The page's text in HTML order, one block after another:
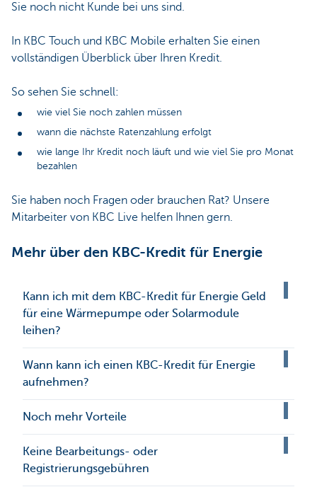
Sie noch nicht Kunde bei uns sind.
In KBC Touch und KBC Mobile erhalten Sie einen
vollständigen Überblick über Ihren Kredit.
So sehen Sie schnell:​
wie viel Sie noch zahlen müssen
wann die nächste Ratenzahlung erfolgt
wie lange Ihr Kredit noch läuft und wie viel Sie pro Monat
bezahlen
Sie haben noch Fragen oder brauchen Rat? Unsere
Mitarbeiter von KBC Live helfen Ihnen gern.
Mehr über den KBC-Kredit für Energie
Kann ich mit dem KBC-Kredit für Energie Geld
für eine Wärmepumpe oder Solarmodule
leihen?
Wann kann ich einen KBC-Kredit für Energie
aufnehmen?
Noch mehr Vorteile
Keine Bearbeitungs- oder
Registrierungsgebühren